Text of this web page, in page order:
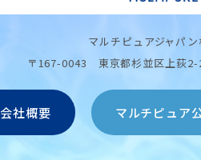
マルチピュアジャパ
〒167-0043 東京都杉並区上荻2-
会社概要 マルチピュア